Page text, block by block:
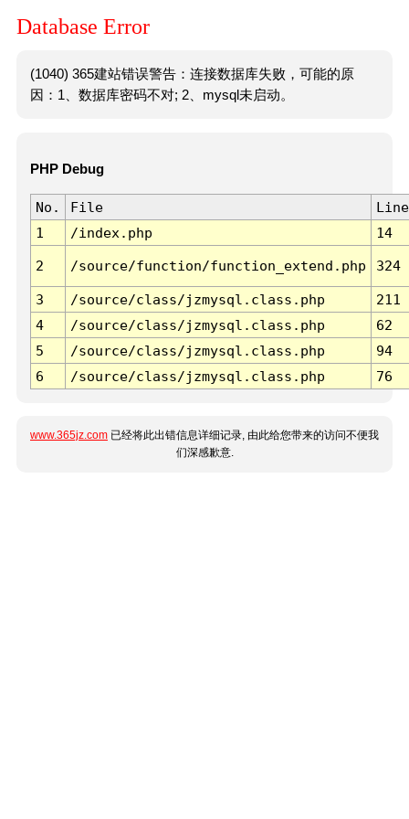
Database Error
(1040) 365建站错误警告：连接数据库失败，可能的原
因：1、数据库密码不对; 2、mysql未启动。
PHP Debug
No. File
Line
1
/index.php 14
2 /source/function/function_extend.php 324
3 /source/class/jzmysql.class.php
211
4
/source/class/jzmysql.class.php
62
5
/source/class/jzmysql.class.php
94
6
/source/class/jzmysql.class.php 76
www.365jz.com 已经将此出错信息详细记录, 由此给您带来的访问不便我
们深感歉意.